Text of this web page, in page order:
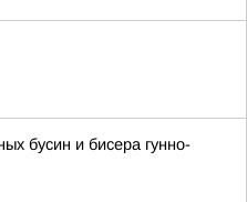
бусин и бисера гунно-